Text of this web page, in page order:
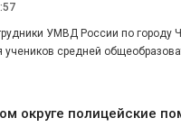
УМВД России по городу
учеников средней
округе полицейские